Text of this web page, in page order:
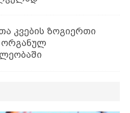
კვების ზოგიერთი
ორგანულ